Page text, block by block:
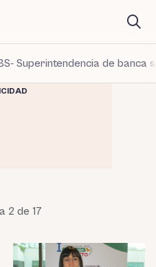
Superintendencia de banca
2 de 17